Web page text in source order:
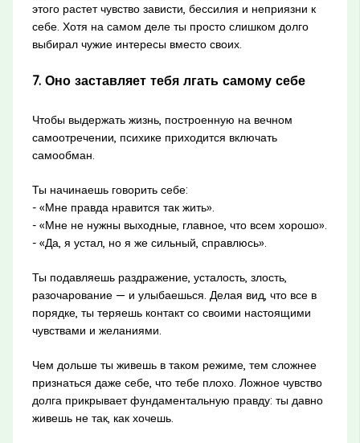
этого растет чувство зависти, бессилия и неприязни к
себе. Хотя на самом деле ты просто слишком долго
выбирал чужие интересы вместо своих.
7. Оно заставляет тебя лгать самому себе
Чтобы выдержать жизнь, построенную на вечном
самоотречении, психике приходится включать
самообман.
Ты начинаешь говорить себе:
- «Мне правда нравится так жить».
- «Мне не нужны выходные, главное, что всем хорошо».
- «Да, я устал, но я же сильный, справлюсь».
Ты подавляешь раздражение, усталость, злость,
разочарование — и улыбаешься. Делая вид, что все в
порядке, ты теряешь контакт со своими настоящими
чувствами и желаниями.
Чем дольше ты живешь в таком режиме, тем сложнее
признаться даже себе, что тебе плохо. Ложное чувство
долга прикрывает фундаментальную правду: ты давно
живешь не так, как хочешь.